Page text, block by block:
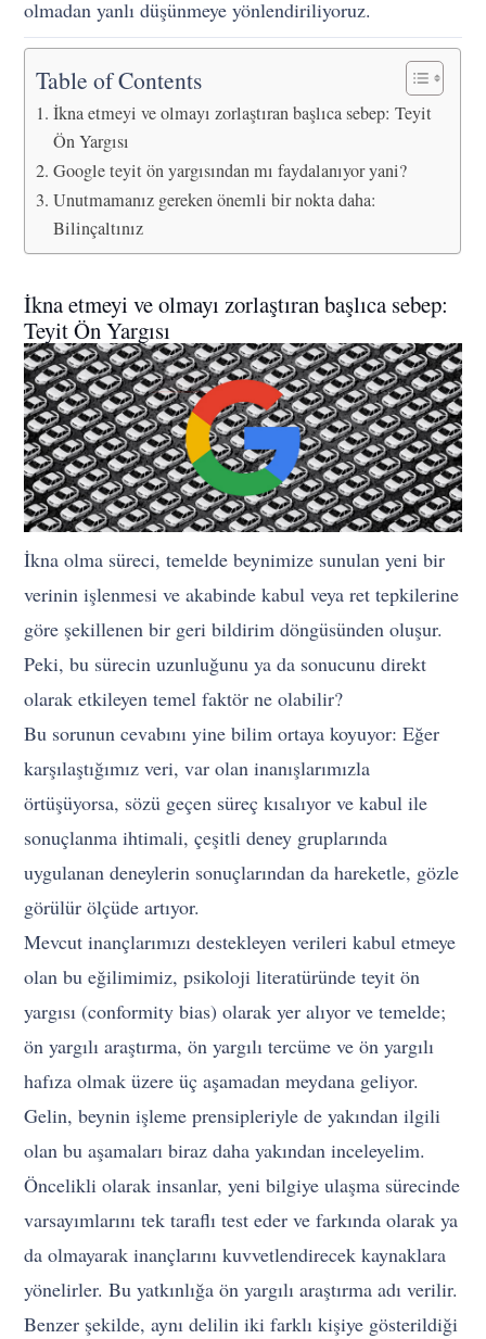
olmadan yanlı düşünmeye yönlendiriliyoruz.
Table of Contents
İkna etmeyi ve olmayı zorlaştıran başlıca sebep: Teyit
Ön Yargısı
Google teyit ön yargısından mı faydalanıyor yani?
Unutmamanız gereken önemli bir nokta daha:
Bilinçaltınız
İkna etmeyi ve olmayı zorlaştıran başlıca sebep:
Teyit Ön Yargısı
İkna olma süreci, temelde beynimize sunulan yeni bir
verinin işlenmesi ve akabinde kabul veya ret tepkilerine
göre şekillenen bir geri bildirim döngüsünden oluşur.
Peki, bu sürecin uzunluğunu ya da sonucunu direkt
olarak etkileyen temel faktör ne olabilir?
Bu sorunun cevabını yine bilim ortaya koyuyor: Eğer
karşılaştığımız veri, var olan inanışlarımızla
örtüşüyorsa, sözü geçen süreç kısalıyor ve kabul ile
sonuçlanma ihtimali, çeşitli deney gruplarında
uygulanan deneylerin sonuçlarından da hareketle, gözle
görülür ölçüde artıyor.
Mevcut inançlarımızı destekleyen verileri kabul etmeye
olan bu eğilimimiz, psikoloji literatüründe teyit ön
yargısı (conformity bias) olarak yer alıyor ve temelde;
ön yargılı araştırma, ön yargılı tercüme ve ön yargılı
hafıza olmak üzere üç aşamadan meydana geliyor.
Gelin, beynin işleme prensipleriyle de yakından ilgili
olan bu aşamaları biraz daha yakından inceleyelim.
Öncelikli olarak insanlar, yeni bilgiye ulaşma sürecinde
varsayımlarını tek taraflı test eder ve farkında olarak ya
da olmayarak inançlarını kuvvetlendirecek kaynaklara
yönelirler. Bu yatkınlığa ön yargılı araştırma adı verilir.
Benzer şekilde, aynı delilin iki farklı kişiye gösterildiği